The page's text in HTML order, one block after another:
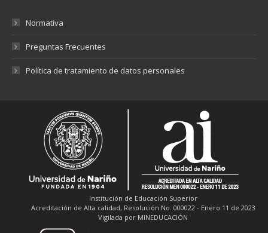
Normativa
Preguntas Frecuentes
Política de tratamiento de datos personales
Institución de Educación Superior
Acreditación de Alta calidad, Resolución No. 000022 - Enero 11 de 2023
Vigilada por MINEDUCACIÓN